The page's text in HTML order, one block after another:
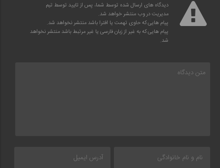
دیدگاه های ارسال شده توسط شما، پس از تایید توسط تیم
مدیریت در وب منتشر خواهد شد.
پیام هایی که حاوی تهمت یا افترا باشد منتشر نخواهد شد.
پیام هایی که به غیر از زبان فارسی یا غیر مرتبط باشد منتشر نخواهد
شد.